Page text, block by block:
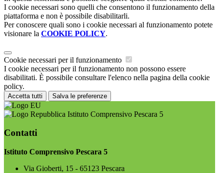
I cookie necessari sono quelli che consentono il funzionamento della
piattaforma e non è possibile disabilitarli.
Per conoscere quali sono i cookie necessari al funzionamento potete
visionare la COOKIE POLICY.
Cookie necessari per il funzionamento
I cookie necessari per il funzionamento non possono essere
disabilitati. È possibile consultare l'elenco nella pagina della cookie
policy.
Accetta tutti Salva le preferenze
Istituto Comprensivo Pescara 5
Contatti
Istituto Comprensivo Pescara 5
Via Gioberti, 15 - 65123 Pescara